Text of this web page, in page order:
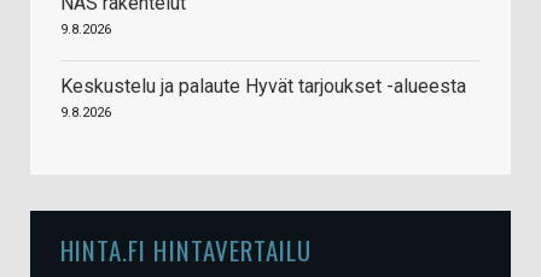
9.8.2026
Keskustelu ja palaute Hyvät tarjoukset -alueesta
9.8.2026
HINTA.FI HINTAVERTAILU